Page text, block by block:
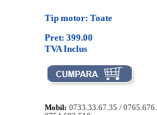
Tip motor: Toate
Pret: 399.00
TVA Inclus
Mobil: 0733.33.67.35 /